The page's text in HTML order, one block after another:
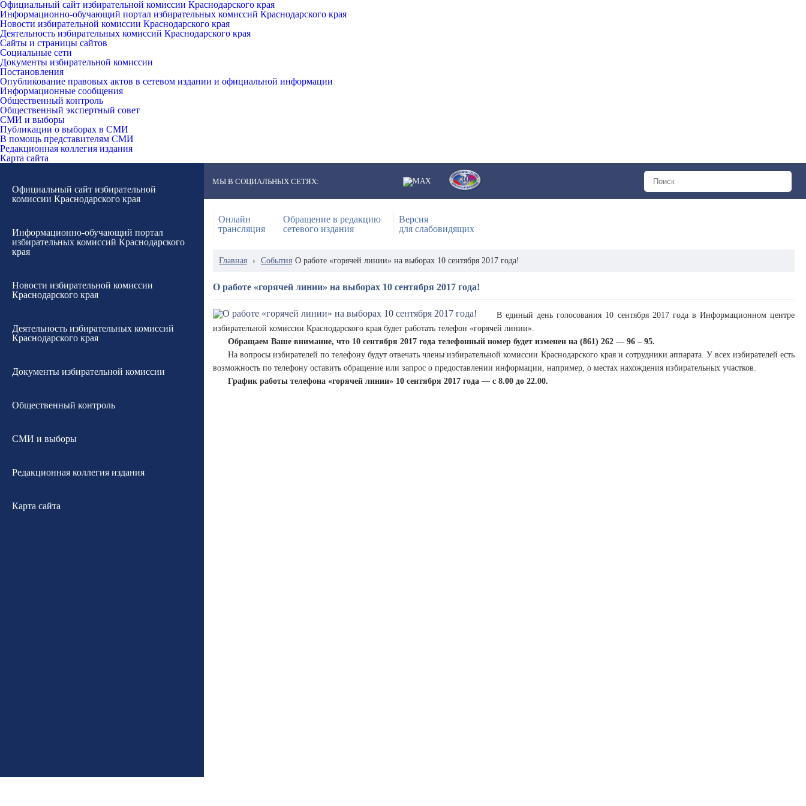
Официальный сайт избирательной комиссии Краснодарского края
Информационно-обучающий портал избирательных комиссий Краснодарского края
Новости избирательной комиссии Краснодарского края
Деятельность избирательных комиссий Краснодарского края
Сайты и страницы сайтов
Социальные сети
Документы избирательной комиссии
Постановления
Опубликование правовых актов в сетевом издании и официальной информации
Информационные сообщения
Общественный контроль
Общественный экспертный совет
СМИ и выборы
Публикации о выборах в СМИ
В помощь представителям СМИ
Редакционная коллегия издания
Карта сайта
Официальный сайт избирательной
комиссии Краснодарского края
Информационно-обучающий портал
избирательных комиссий Краснодарского
края
Новости избирательной комиссии
Краснодарского края
Деятельность избирательных комиссий
Краснодарского края
Документы избирательной комиссии
Общественный контроль
СМИ и выборы
Редакционная коллегия издания
Карта сайта
МЫ В СОЦИАЛЬНЫХ СЕТЯХ:
Онлайн
трансляция
Обращение в редакцию
сетевого издания
Версия
для слабовидящих
Главная › События О работе «горячей линии» на выборах 10 сентября 2017 года!
О работе «горячей линии» на выборах 10 сентября 2017 года!
В единый день голосования 10 сентября 2017 года в Информационном центре
избирательной комиссии Краснодарского края будет работать телефон «горячей линии».
Обращаем Ваше внимание, что 10 сентября 2017 года телефонный номер будет изменен на (861) 262 — 96 – 95.
На вопросы избирателей по телефону будут отвечать члены избирательной комиссии Краснодарского края и сотрудники аппарата. У всех избирателей есть
возможность по телефону оставить обращение или запрос о предоставлении информации, например, о местах нахождения избирательных участков.
График работы телефона «горячей линии» 10 сентября 2017 года — с 8.00 до 22.00.